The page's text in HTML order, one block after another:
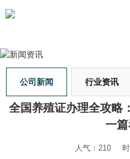
公司新闻 行业资讯
全国养殖证办理全攻略
一篇
人气：210